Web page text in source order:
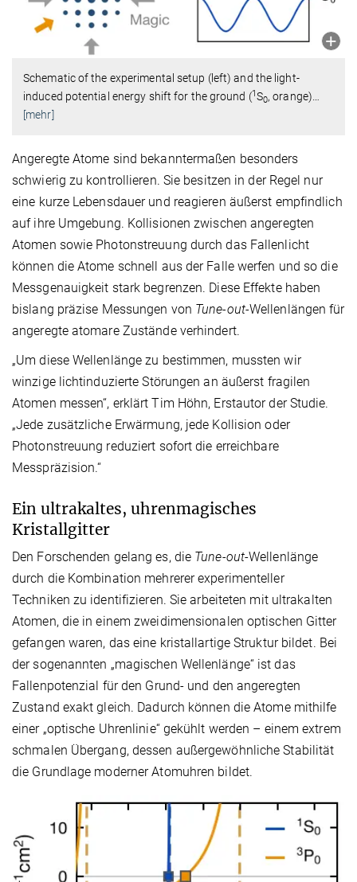
Schematic of the experimental setup (left) and the light-
induced potential energy shift for the ground (1S0, orange)
[mehr]
Angeregte Atome sind bekanntermaßen besonders
schwierig zu kontrollieren. Sie besitzen in der Regel nur
eine kurze Lebensdauer und reagieren äußerst empfindlich
auf ihre Umgebung. Kollisionen zwischen angeregten
Atomen sowie Photonstreuung durch das Fallenlicht
können die Atome schnell aus der Falle werfen und so die
Messgenauigkeit stark begrenzen. Diese Effekte haben
bislang präzise Messungen von Tune-out-Wellenlängen für
angeregte atomare Zustände verhindert.
„Um diese Wellenlänge zu bestimmen, mussten wir
winzige lichtinduzierte Störungen an äußerst fragilen
Atomen messen“, erklärt Tim Höhn, Erstautor der Studie.
„Jede zusätzliche Erwärmung, jede Kollision oder
Photonstreuung reduziert sofort die erreichbare
Messpräzision.“
Ein ultrakaltes, uhrenmagisches
Kristallgitter
Den Forschenden gelang es, die Tune-out-Wellenlänge
durch die Kombination mehrerer experimenteller
Techniken zu identifizieren. Sie arbeiteten mit ultrakalten
Atomen, die in einem zweidimensionalen optischen Gitter
gefangen waren, das eine kristallartige Struktur bildet. Bei
der sogenannten „magischen Wellenlänge“ ist das
Fallenpotenzial für den Grund- und den angeregten
Zustand exakt gleich. Dadurch können die Atome mithilfe
einer „optische Uhrenlinie“ gekühlt werden – einem extrem
schmalen Übergang, dessen außergewöhnliche Stabilität
die Grundlage moderner Atomuhren bildet.